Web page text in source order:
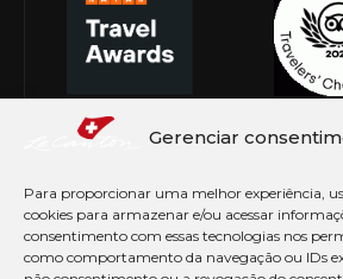
Gerenciar
Para proporcionar uma melhor experiência,
cookies para armazenar e/ou acessar
consentimento com essas tecnologias nos
como comportamento da navegação ou IDs